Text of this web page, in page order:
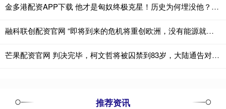
金多港配资APP下载 他才是匈奴终极克星！历史为何埋没他？功盖卫霍，却被污点拖累
融科联创配资官网 “即将到来的危机将重创欧洲，没有能源就没有经济”：匈牙利总理给欧盟泼冷水
芒果配资官网 判决完毕，柯文哲将被囚禁到83岁，大陆通告对岸：“台独”是绝路
推荐资讯